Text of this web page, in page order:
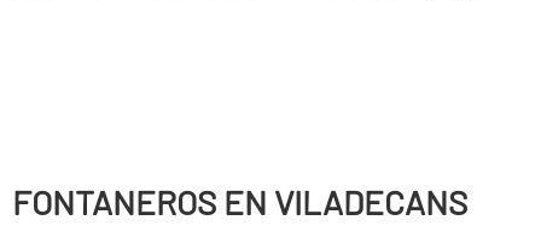
FONTANEROS EN VILADECANS